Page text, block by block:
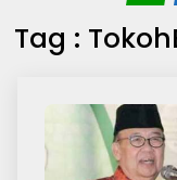
Tag :